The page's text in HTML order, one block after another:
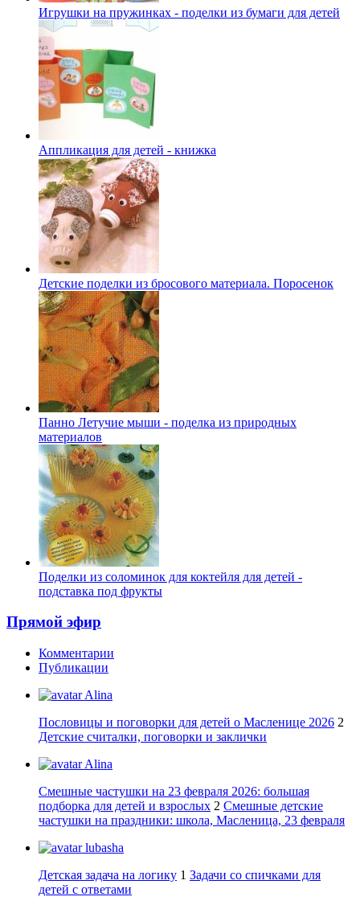
Игрушки на пружинках - поделки из бумаги для детей
Аппликация для детей - книжка
Детские поделки из бросового материала. Поросенок
Панно Летучие мыши - поделка из природных
материалов
Поделки из соломинок для коктейля для детей -
подставка под фрукты
Прямой эфир
Комментарии
Публикации
Alina
Пословицы и поговорки для детей о Масленице 2026 2
Детские считалки, поговорки и заклички
Alina
Смешные частушки на 23 февраля 2026: большая
подборка для детей и взрослых 2 Смешные детские
частушки на праздники: школа, Масленица, 23 февраля
lubasha
Детская задача на логику 1 Задачи со спичками для
детей с ответами